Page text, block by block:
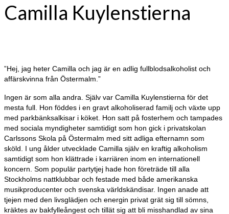
Camilla Kuylenstierna
”Hej, jag heter Camilla och jag är en adlig fullblodsalkoholist och
affärskvinna från Östermalm.”
Ingen är som alla andra. Själv var Camilla Kuylenstierna för det
mesta full. Hon föddes i en gravt alkoholiserad familj och växte upp
med parkbänksalkisar i köket. Hon satt på fosterhem och tampades
med sociala myndigheter samtidigt som hon gick i privatskolan
Carlssons Skola på Östermalm med sitt adliga efternamn som
sköld. I ung ålder utvecklade Camilla själv en kraftig alkoholism
samtidigt som hon klättrade i karriären inom en internationell
koncern. Som populär partytjej hade hon företräde till alla
Stockholms nattklubbar och festade med både amerikanska
musikproducenter och svenska världskändisar. Ingen anade att
tjejen med den livsglädjen och energin privat grät sig till sömns,
kräktes av bakfylleångest och tillät sig att bli misshandlad av sina